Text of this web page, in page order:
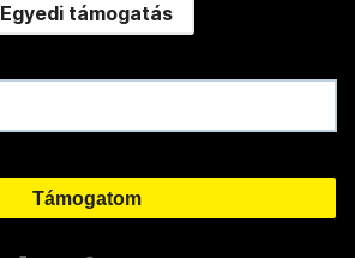
Egyedi támogatás